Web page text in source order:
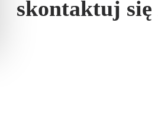
skontaktuj się